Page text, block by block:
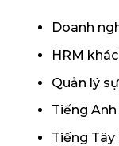
Doanh
HRM
Quản lý
Tiếng
Tiếng